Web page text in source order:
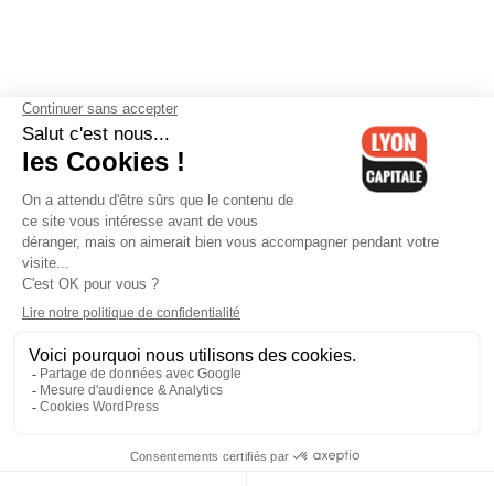
Contactez-nous-Mentions légales-CGV-Politique de
confidentialité-Gestion des cookies
Cedex 06